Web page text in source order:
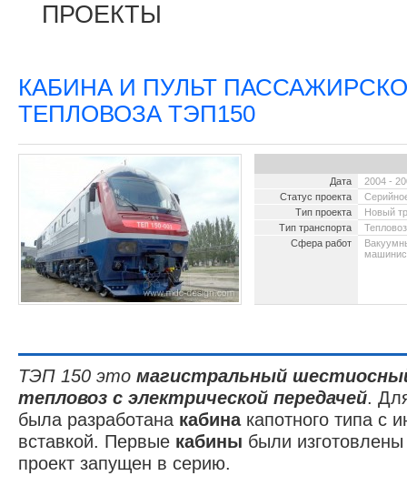
ПРОЕКТЫ
КАБИНА И ПУЛЬТ
ТЕПЛОВОЗА ТЭП150
Дата
2004 -
Статус проекта
Тип проекта
Новый
Тип транспорта
Сфера работ
ТЭП 150 это магистральный
тепловоз с электрической передачей.
была разработана кабинакапотного типа с
вставкой. Первые кабины были
проект запущен в серию.